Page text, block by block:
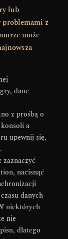
lub
problemami z
może
dane
z prośbą o
a
upewnij się,
nacisnąć
danych
niektórych
nie
dlatego